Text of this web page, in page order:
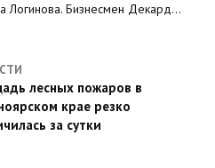
Логинова. Бизнесмен Декард…
лесных пожаров в
крае резко
за сутки